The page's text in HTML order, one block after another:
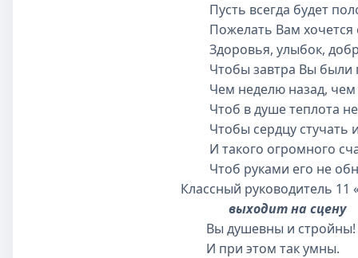
Пусть всегда будет
Пожелать Вам хочется
Здоровья, улыбок,
Чтобы завтра Вы были
Чем неделю назад, чем
Чтоб в душе теплота не
Чтобы сердцу стучать и
И такого огромного
Чтоб руками его не
Классный руководитель
выходит на сцену
Вы душевны и
И при этом так умны.